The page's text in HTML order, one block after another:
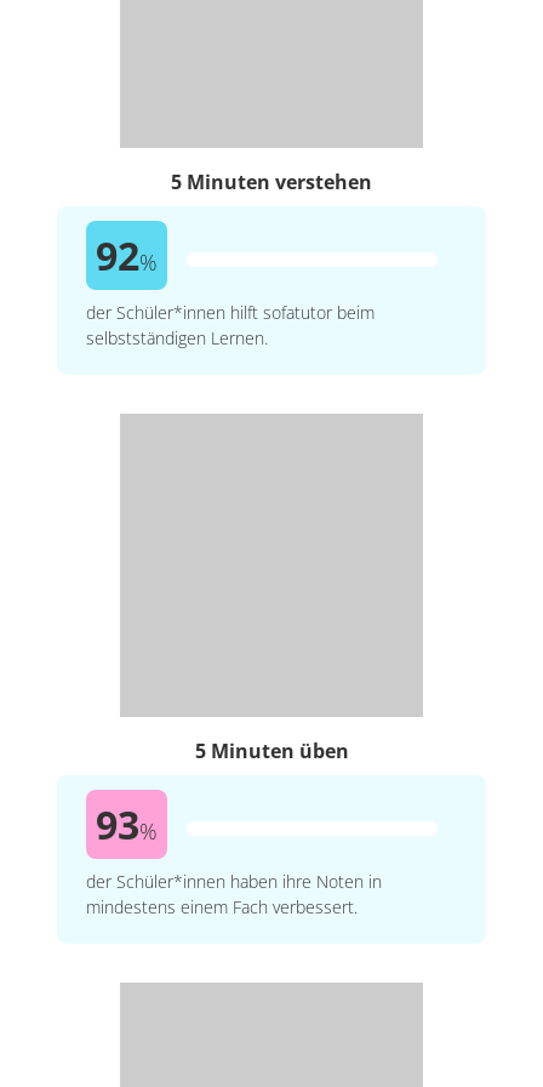
5 Minuten verstehen
92%
der Schüler*innen hilft sofatutor beim
selbstständigen Lernen.
5 Minuten üben
93%
der Schüler*innen haben ihre Noten in
mindestens einem Fach verbessert.